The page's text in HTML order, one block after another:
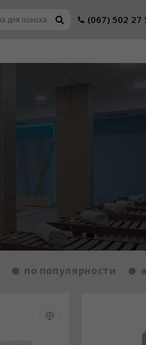
(067) 502 27
по популярности